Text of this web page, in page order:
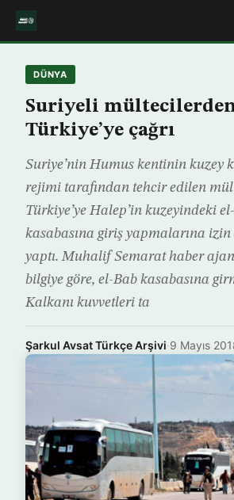
DÜNYA
Suriyeli
Türkiye’ye çağrı
Suriye’nin Humus kentinin kuzey
rejimi tarafından tehcir edilen
Türkiye’ye Halep’in kuzeyindeki
kasabasına giriş yapmalarına izin
yaptı. Muhalif Semarat haber
bilgiye göre, el-Bab kasabasına
Kalkanı kuvvetleri ta
Şarkul Avsat Türkçe Arşivi·9 Mayıs